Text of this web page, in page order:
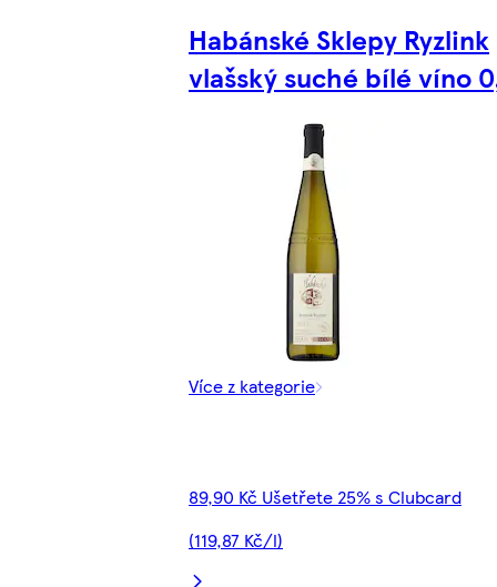
Habánské Sklepy Ryzlink
vlašský suché bílé víno
Více z kategorie
89,90 Kč Ušetřete 25% s Clubcard
(119,87 Kč/l)